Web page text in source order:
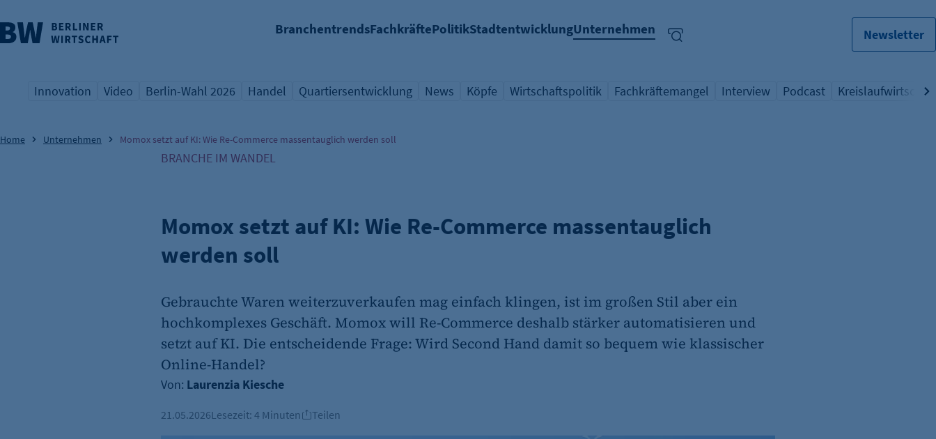
BranchentrendsFachkräftePolitikStadtentwicklungUnternehmen Newsletter
überspringen
Übersicht Schlagwort
Innovation
Übersicht Schlagwort
Video
Übersicht Schlagwort
Berlin-Wahl 2026
Übersicht Schlagwort
Handel
Übersicht Schlagwort
Quartiersentwicklung
Übersicht Schlagwort
News
Übersicht Schlagwort
Köpfe
Übersicht Schlagwort
Wirtschaftspolitik
Übersicht Schlagwort
Fachkräftemangel
Übersicht Schlagwort
Interview
Übersicht Schlagwort
Podcast
Übersicht
Kreislaufwirtschaft
Home Unternehmen Momox setzt auf KI: Wie Re-Commerce massentauglich werden soll
BRANCHE IM WANDEL
Momox setzt auf KI: Wie Re-Commerce massentauglich
werden soll
Gebrauchte Waren weiterzuverkaufen mag einfach klingen, ist im großen Stil aber ein
hochkomplexes Geschäft. Momox will Re-Commerce deshalb stärker automatisieren und
setzt auf KI. Die entscheidende Frage: Wird Second Hand damit so bequem wie klassischer
Online-Handel?
Von: Laurenzia Kiesche
21.05.2026Lesezeit: 4 Minuten Teilen